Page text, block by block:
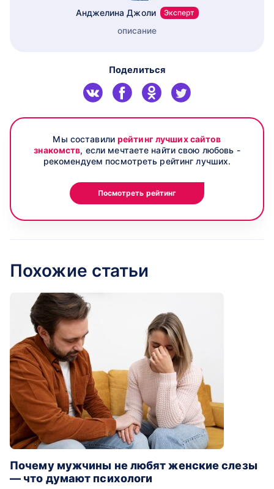
Анджелина Джоли Эксперт
описание
Поделиться
Мы составилирейтинг лучших сайтов
знакомств, если мечтаете найти свою любовь -
рекомендуем посмотреть рейтинг лучших.
Посмотреть рейтинг
Похожие статьи
Почему мужчины не любят женские слезы
— что думают психологи